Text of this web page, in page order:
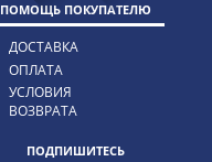
ПОМОЩЬ ПОКУПАТЕЛЮ
ДОСТАВКА
ОПЛАТА
УСЛОВИЯ
ВОЗВРАТА
ПОДПИШИТЕСЬ